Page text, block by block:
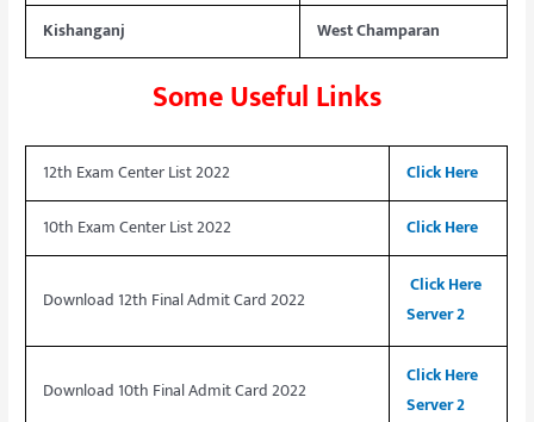
Kishanganj
West Champaran
Some Useful Links
12th Exam Center List 2022 Click Here
10th Exam Center List 2022 Click Here
Download 12th Final Admit Card 2022
Click Here
Server 2
Download 10th Final Admit Card 2022
Click Here
Server 2